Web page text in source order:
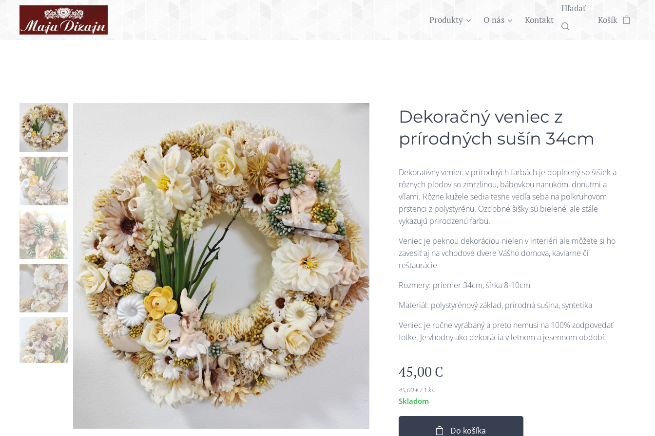
Produkty O nás Kontakt
Hľadať
Košík
Dekoračný veniec z
prírodných sušín 34cm
Dekoratívny veniec v prírodných farbách je doplnený so šišiek a
rôznych plodov so zmrzlinou, bábovkou nanukom, donutmi a
vílami. Rôzne kužele sedia tesne vedľa seba na polkruhovom
prstenci z polystyrénu. Ozdobné šišky sú bielené, ale stále
vykazujú prirodzenú farbu.
Veniec je peknou dekoráciou nielen v interiéri ale môžete si ho
zavesiť aj na vchodové dvere Vášho domova, kaviarne či
reštaurácie
Rozmery: priemer 34cm, šírka 8-10cm
Materiál: polystyrénový základ, prírodná sušina, syntetika
Veniec je ručne vyrábaný a preto nemusí na 100% zodpovedať
fotke. Je vhodný ako dekorácia v letnom a jesennom období.
45,00€
45,00 € / 1 ks
Skladom
Do košíka